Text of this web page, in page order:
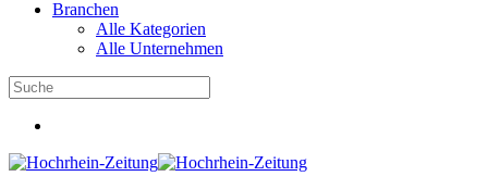
Branchen
Alle Kategorien
Alle Unternehmen